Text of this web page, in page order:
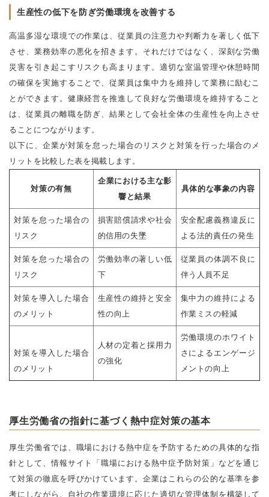
生産性の低下を防ぎ労働環境を改善する
高温多湿な環境での作業は、従業員の注意力や判断力を著しく低下
させ、業務効率の悪化を招きます。それだけではなく、深刻な労働
災害を引き起こすリスクも高まります。適切な室温管理や休憩時間
の確保を実施することで、従業員は集中力を維持して業務に励むこ
とができます。健康経営を推進して良好な労働環境を維持すること
は、従業員の離職を防ぎ、結果として会社全体の生産性を向上させ
ることにつながります。
以下に、企業が対策を怠った場合のリスクと対策を行った場合のメ
リットを比較した表を掲載します。
対策の有無
企業における主な影
響と結果
具体的な事象の内容
対策を怠った場合の
リスク
損害賠償請求や社会
的信用の失墜
安全配慮義務違反に
よる法的責任の発生
対策を怠った場合の
リスク
労働効率の著しい低
下
従業員の体調不良に
伴う人員不足
対策を導入した場合
のメリット
生産性の維持と安全
性の向上
集中力の維持による
作業ミスの軽減
対策を導入した場合
のメリット
人材の定着と採用力
の強化
労働環境のホワイト
さによるエンゲージ
メントの向上
厚生労働省の指針に基づく熱中症対策の基本
厚生労働省では、職場における熱中症を予防するための具体的な指
針として、情報サイト「職場における熱中症予防対策」などを通じ
て対策の徹底を呼びかけています。企業はこれらの公的な基準を参
考にしながら、自社の作業環境に応じた適切な管理体制を構築して